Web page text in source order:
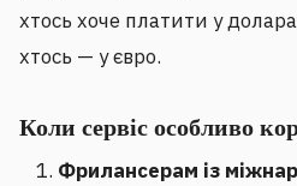
хтось хоче платити у
хтось — у євро.
Коли сервіс особливо
Фрилансерам із